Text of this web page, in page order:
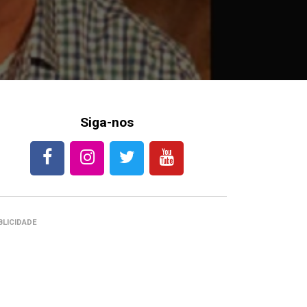
Siga-nos